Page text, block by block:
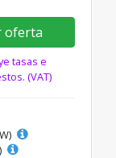
oferta
tasas e
(VAT)